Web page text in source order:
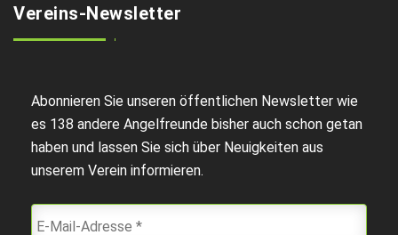
Vereins-Newsletter
Abonnieren Sie unseren öffentlichen Newsletter wie
es 138 andere Angelfreunde bisher auch schon getan
haben und lassen Sie sich über Neuigkeiten aus
unserem Verein informieren.